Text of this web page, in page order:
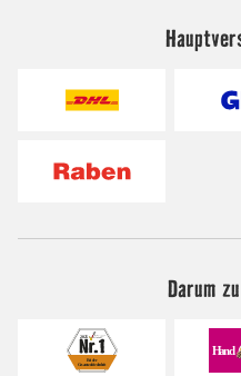
Darum